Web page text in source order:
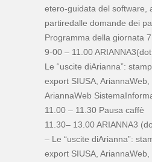
etero-guidata del software,
partiredalle domande dei
Programma della giornata
9-00 – 11.00
Le “uscite diArianna”:
export SIUSA, AriannaWeb,
AriannaWeb
11.00 – 11.30 Pausa caffè
11.30– 13.00 ARIANNA3
– Le “uscite diArianna”:
export SIUSA, AriannaWeb,